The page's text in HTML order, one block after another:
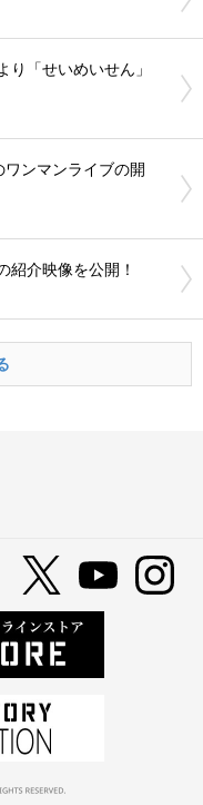
「せいめいせん」
ンマンライブの開
介映像を公開！